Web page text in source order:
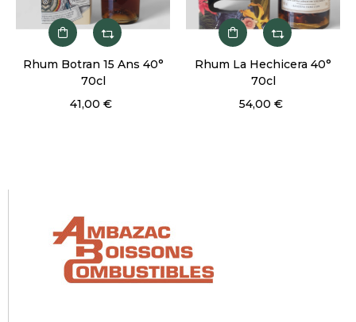
Ans 40°
Rhum La Hechicera 40°
Calendrier de